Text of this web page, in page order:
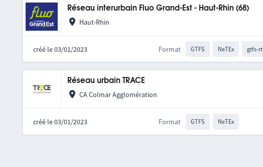
Réseau interurbain Fluo Grand-Est - Haut-Rhin (68)
Haut-Rhin
créé le 03/01/2023 Format GTFS NeTEx gtfs-rt
Réseau urbain TRACE
CA Colmar Agglomération
créé le 03/01/2023 Format GTFS NeTEx